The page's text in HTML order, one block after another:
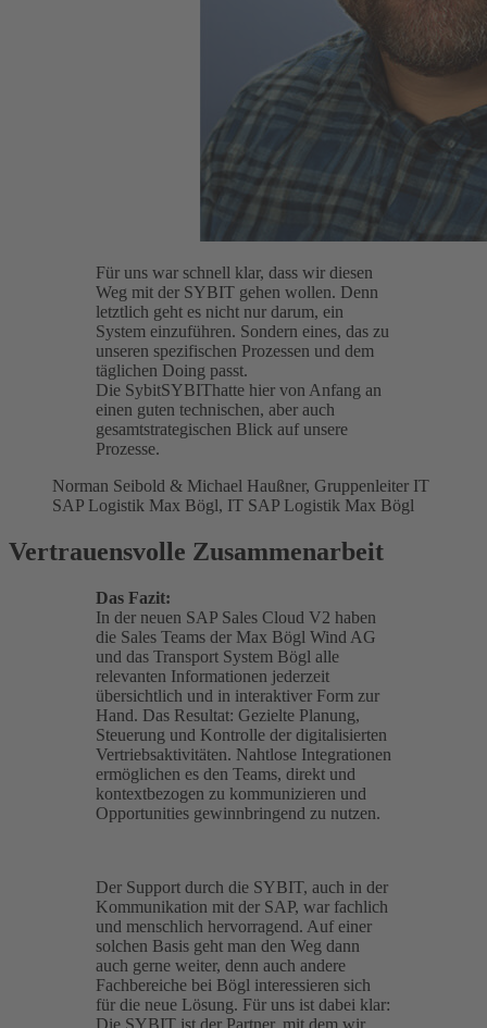
Für uns war schnell klar, dass wir diesen
Weg mit der SYBIT gehen wollen. Denn
letztlich geht es nicht nur darum, ein
System einzuführen. Sondern eines, das zu
unseren spezifischen Prozessen und dem
täglichen Doing passt.
Die SybitSYBIThatte hier von Anfang an
einen guten technischen, aber auch
gesamtstrategischen Blick auf unsere
Prozesse.
Norman Seibold & Michael Haußner, Gruppenleiter IT
SAP Logistik Max Bögl, IT SAP Logistik Max Bögl
Vertrauensvolle Zusammenarbeit
Das Fazit:
In der neuen SAP Sales Cloud V2 haben
die Sales Teams der Max Bögl Wind AG
und das Transport System Bögl alle
relevanten Informationen jederzeit
übersichtlich und in interaktiver Form zur
Hand. Das Resultat: Gezielte Planung,
Steuerung und Kontrolle der digitalisierten
Vertriebsaktivitäten. Nahtlose Integrationen
ermöglichen es den Teams, direkt und
kontextbezogen zu kommunizieren und
Opportunities gewinnbringend zu nutzen.
Der Support durch die SYBIT, auch in der
Kommunikation mit der SAP, war fachlich
und menschlich hervorragend. Auf einer
solchen Basis geht man den Weg dann
auch gerne weiter, denn auch andere
Fachbereiche bei Bögl interessieren sich
für die neue Lösung. Für uns ist dabei klar: